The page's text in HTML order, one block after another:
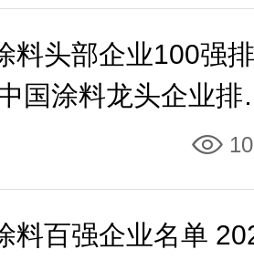
料头部企业100强
国涂料龙头企业排
料百强企业名单